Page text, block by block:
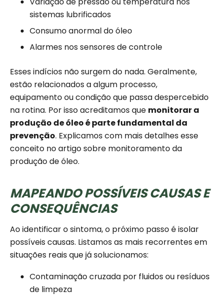
sistemas lubrificados
Consumo anormal do óleo
Alarmes nos sensores de controle
Esses indícios não surgem do nada. Geralmente,
estão relacionados a algum processo,
equipamento ou condição que passa despercebido
na rotina. Por isso acreditamos que monitorar a
produção de óleo é parte fundamental da
prevenção. Explicamos com mais detalhes esse
conceito no artigo sobre monitoramento da
produção de óleo.
MAPEANDO POSSÍVEIS CAUSAS E
CONSEQUÊNCIAS
Ao identificar o sintoma, o próximo passo é isolar
possíveis causas. Listamos as mais recorrentes em
situações reais que já solucionamos:
Contaminação cruzada por fluidos ou resíduos
de limpeza